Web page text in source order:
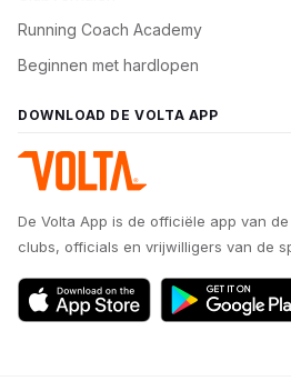
Running Coach Academy
Beginnen met hardlopen
DOWNLOAD DE VOLTA APP
De Volta App is de officiële app van
clubs, officials en vrijwilligers van de